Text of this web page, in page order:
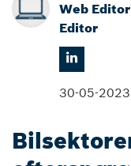
Web
Editor
30-05-2023